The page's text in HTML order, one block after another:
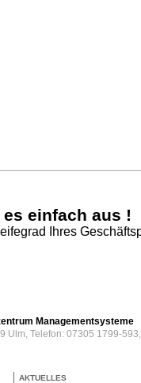
einfach aus !
Ihres
Managementsysteme
Ulm, Telefon: 07305 1799-
AKTUELLES